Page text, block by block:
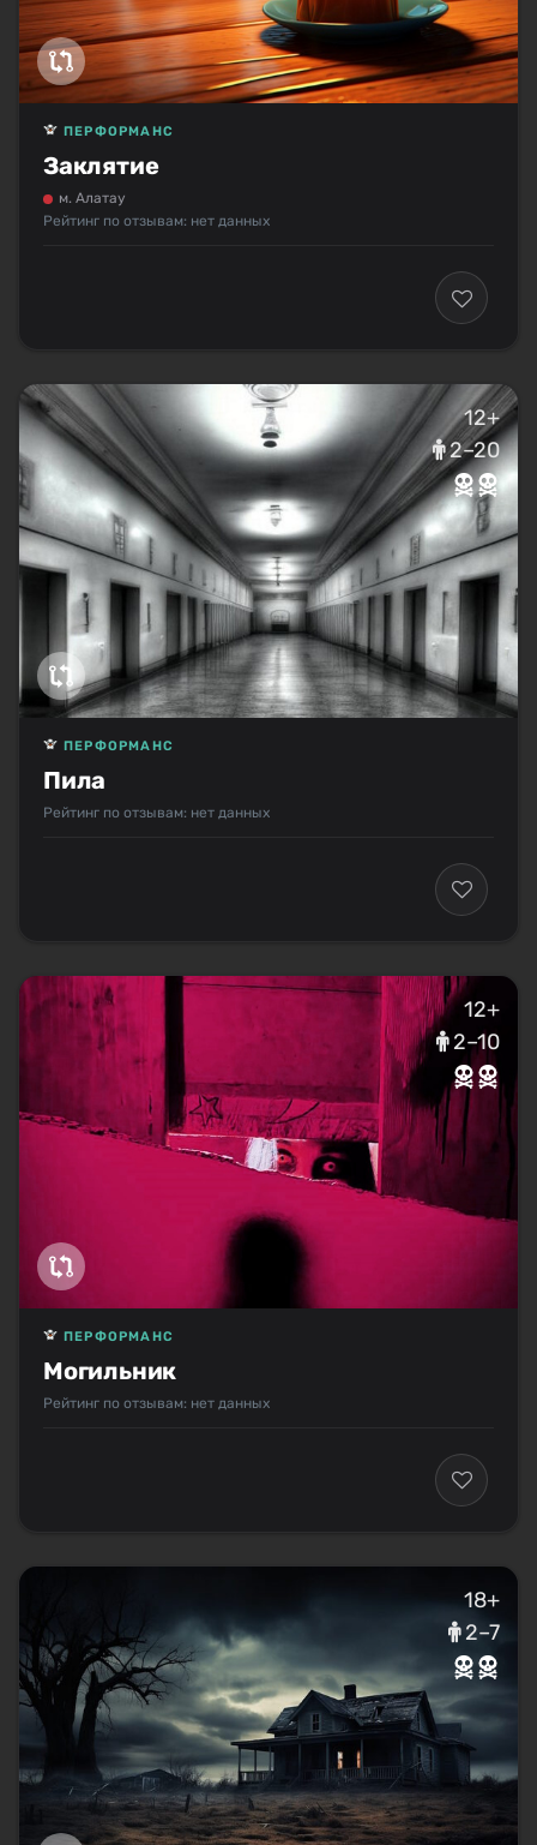
Заклятие
ПЕРФОРМАНС
м. Алатау
Рейтинг по отзывам: нет данных
12+
2–20
Пила
ПЕРФОРМАНС
Рейтинг по отзывам: нет данных
12+
2–10
Могильник
ПЕРФОРМАНС
Рейтинг по отзывам: нет данных
18+
2–7